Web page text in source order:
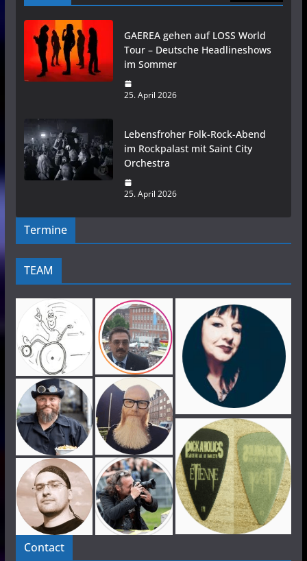
GAEREA gehen auf LOSS World
Tour – Deutsche Headlineshows
im Sommer
25. April 2026
Lebensfroher Folk-Rock-Abend
im Rockpalast mit Saint City
Orchestra
25. April 2026
Termine
TEAM
Contact